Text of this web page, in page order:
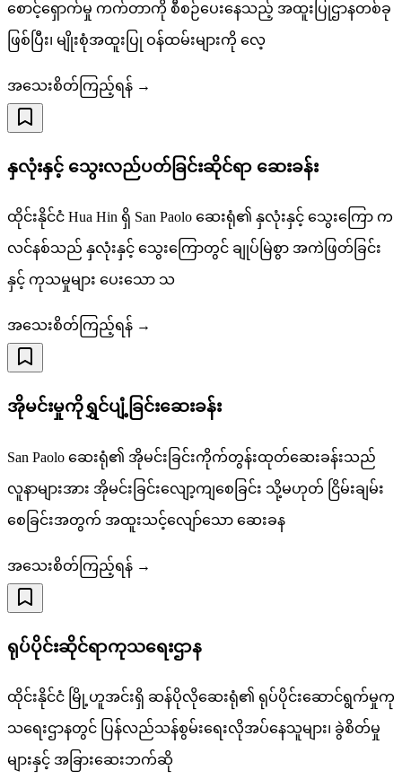
စောင့်ရှောက်မှု ကက်တာကို စီစဉ်ပေးနေသည့် အထူးပြုဌာနတစ်ခု
ဖြစ်ပြီး၊ မျိုးစုံအထူးပြု ဝန်ထမ်းများကို လေ့
အသေးစိတ်ကြည့်ရန် →
နှလုံးနှင့် သွေးလည်ပတ်ခြင်းဆိုင်ရာ ဆေးခန်း
ထိုင်းနိုင်ငံ Hua Hin ရှိ San Paolo ဆေးရုံ၏ နှလုံးနှင့် သွေးကြော က
လင်နစ်သည် နှလုံးနှင့် သွေးကြောတွင် ချုပ်မြဲစွာ အကဲဖြတ်ခြင်း
နှင့် ကုသမှုများ ပေးသော သ
အသေးစိတ်ကြည့်ရန် →
အိုမင်းမှုကိုရွှင်ပျံ့ခြင်းဆေးခန်း
San Paolo ဆေးရုံ၏ အိုမင်းခြင်းကိုက်တွန်းထုတ်ဆေးခန်းသည်
လူနာများအား အိုမင်းခြင်းလျော့ကျစေခြင်း သို့မဟုတ် ငြိမ်းချမ်း
စေခြင်းအတွက် အထူးသင့်လျော်သော ဆေးခန
အသေးစိတ်ကြည့်ရန် →
ရုပ်ပိုင်းဆိုင်ရာကုသရေးဌာန
ထိုင်းနိုင်ငံ မြို့ဟူအင်းရှိ ဆန်ပိုလိုဆေးရုံ၏ ရုပ်ပိုင်းဆောင်ရွက်မှုကု
သရေးဌာနတွင် ပြန်လည်သန်စွမ်းရေးလိုအပ်နေသူများ၊ ခွဲစိတ်မှု
များနှင့် အခြားဆေးဘက်ဆို